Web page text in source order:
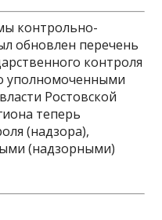
контрольно-
обновлен перечень
контроля
уполномоченными
Ростовской
теперь
(надзора),
(надзорными)